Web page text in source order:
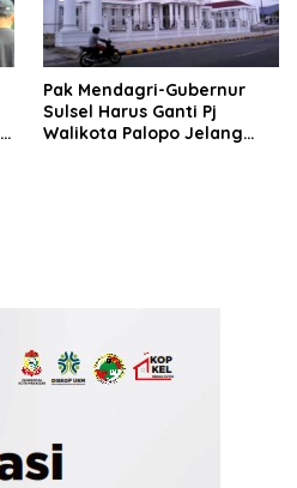
Pak Mendagri-Gubernur
Sulsel Harus Ganti Pj
Walikota Palopo Jelang